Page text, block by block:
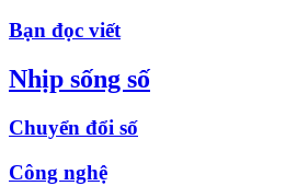
Bạn đọc viết
Nhịp sống số
Chuyển đổi số
Công nghệ